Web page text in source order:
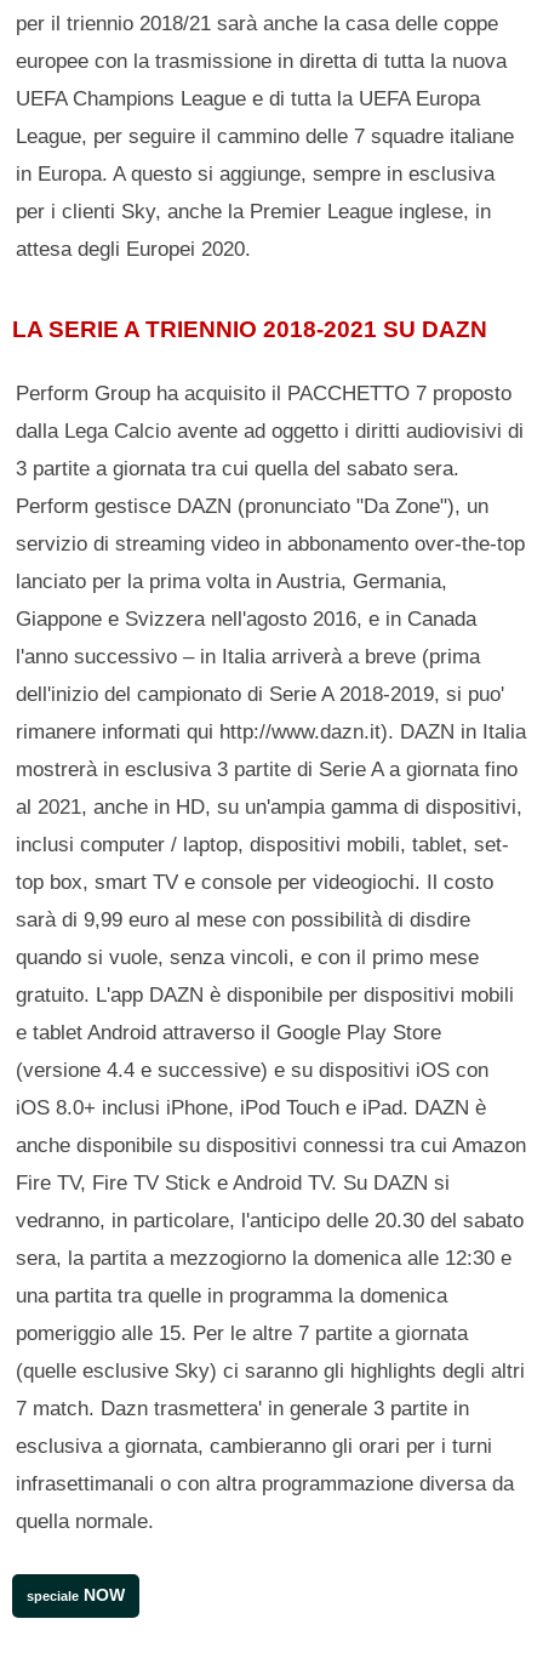
per il triennio 2018/21 sarà anche la casa delle coppe
europee con la trasmissione in diretta di tutta la nuova
UEFA Champions League e di tutta la UEFA Europa
League, per seguire il cammino delle 7 squadre italiane
in Europa. A questo si aggiunge, sempre in esclusiva
per i clienti Sky, anche la Premier League inglese, in
attesa degli Europei 2020.
LA SERIE A TRIENNIO 2018-2021 SU DAZN
Perform Group ha acquisito il PACCHETTO 7 proposto
dalla Lega Calcio avente ad oggetto i diritti audiovisivi di
3 partite a giornata tra cui quella del sabato sera.
Perform gestisce DAZN (pronunciato "Da Zone"), un
servizio di streaming video in abbonamento over-the-top
lanciato per la prima volta in Austria, Germania,
Giappone e Svizzera nell'agosto 2016, e in Canada
l'anno successivo – in Italia arriverà a breve (prima
dell'inizio del campionato di Serie A 2018-2019, si puo'
rimanere informati qui http://www.dazn.it). DAZN in Italia
mostrerà in esclusiva 3 partite di Serie A a giornata fino
al 2021, anche in HD, su un'ampia gamma di dispositivi,
inclusi computer / laptop, dispositivi mobili, tablet, set-
top box, smart TV e console per videogiochi. Il costo
sarà di 9,99 euro al mese con possibilità di disdire
quando si vuole, senza vincoli, e con il primo mese
gratuito. L'app DAZN è disponibile per dispositivi mobili
e tablet Android attraverso il Google Play Store
(versione 4.4 e successive) e su dispositivi iOS con
iOS 8.0+ inclusi iPhone, iPod Touch e iPad. DAZN è
anche disponibile su dispositivi connessi tra cui Amazon
Fire TV, Fire TV Stick e Android TV. Su DAZN si
vedranno, in particolare, l'anticipo delle 20.30 del sabato
sera, la partita a mezzogiorno la domenica alle 12:30 e
una partita tra quelle in programma la domenica
pomeriggio alle 15. Per le altre 7 partite a giornata
(quelle esclusive Sky) ci saranno gli highlights degli altri
7 match. Dazn trasmettera' in generale 3 partite in
esclusiva a giornata, cambieranno gli orari per i turni
infrasettimanali o con altra programmazione diversa da
quella normale.
speciale NOW